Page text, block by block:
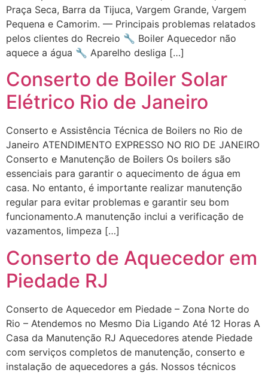
Praça Seca, Barra da Tijuca, Vargem Grande, Vargem
Pequena e Camorim. — Principais problemas relatados
pelos clientes do Recreio 🔧 Boiler Aquecedor não
aquece a água 🔧 Aparelho desliga […]
Conserto de Boiler Solar
Elétrico Rio de Janeiro
Conserto e Assistência Técnica de Boilers no Rio de
Janeiro ATENDIMENTO EXPRESSO NO RIO DE JANEIRO
Conserto e Manutenção de Boilers Os boilers são
essenciais para garantir o aquecimento de água em
casa. No entanto, é importante realizar manutenção
regular para evitar problemas e garantir seu bom
funcionamento.A manutenção inclui a verificação de
vazamentos, limpeza […]
Conserto de Aquecedor em
Piedade RJ
Conserto de Aquecedor em Piedade – Zona Norte do
Rio – Atendemos no Mesmo Dia Ligando Até 12 Horas A
Casa da Manutenção RJ Aquecedores atende Piedade
com serviços completos de manutenção, conserto e
instalação de aquecedores a gás. Nossos técnicos